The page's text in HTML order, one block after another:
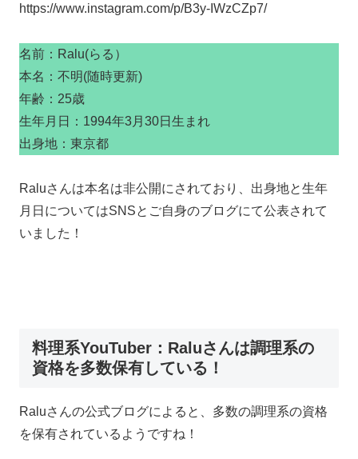
https://www.instagram.com/p/B3y-IWzCZp7/
名前：Ralu(らる）
本名：不明(随時更新)
年齢：25歳
生年月日：1994年3月30日生まれ
出身地：東京都
Raluさんは本名は非公開にされており、出身地と生年
月日についてはSNSとご自身のブログにて公表されて
いました！
料理系YouTuber：Raluさんは調理系の
資格を多数保有している！
Raluさんの公式ブログによると、多数の調理系の資格
を保有されているようですね！